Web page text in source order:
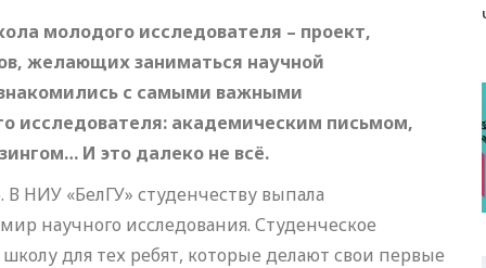
молодого исследователя – проект,
желающих заниматься научной
с самыми важными
исследователя: академическим письмом,
И это далеко не всё.
В НИУ «БелГУ» студенчеству выпала
научного исследования. Студенческое
для тех ребят, которые делают свои первые